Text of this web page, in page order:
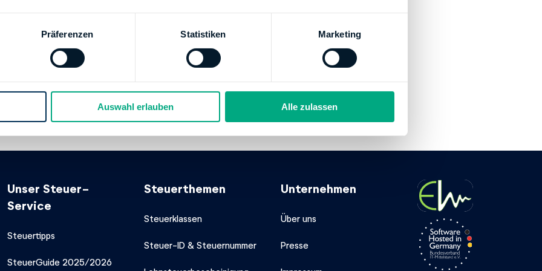
Präferenzen Statistiken Marketing
Auswahl erlauben Alle zulassen
Unser Steuer-
Service
Steuertipps
SteuerGuide 2025/2026
Steuerthemen
Steuerklassen
Steuer-ID & Steuernummer
Unternehmen
Über uns
Presse